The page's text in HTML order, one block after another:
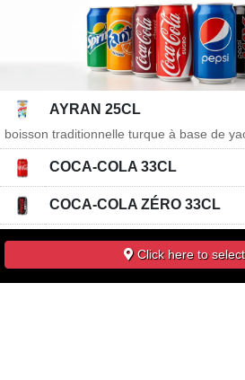
AYRAN 25CL
boisson traditionnelle turque à base de
COCA-COLA 33CL
COCA-COLA ZÉRO 33CL
CRISTALINE 50CL
eau plate française
Click here to